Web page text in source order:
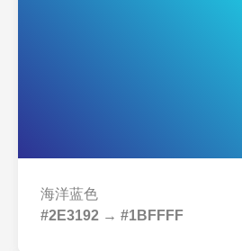
海洋蓝色
#2E3192 → #1BFFFF